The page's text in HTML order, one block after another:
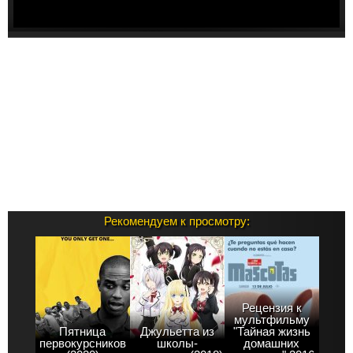
Рекомендуем к просмотру:
Пятница
первокурсников
Джульетта из
школы-
Рецензия к
мультфильму
"Тайная жизнь
домашних